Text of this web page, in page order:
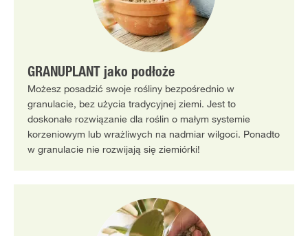
GRANUPLANT jako podłoże
Możesz posadzić swoje rośliny bezpośrednio w
granulacie, bez użycia tradycyjnej ziemi. Jest to
doskonałe rozwiązanie dla roślin o małym systemie
korzeniowym lub wrażliwych na nadmiar wilgoci. Ponadto
w granulacie nie rozwijają się ziemiórki!